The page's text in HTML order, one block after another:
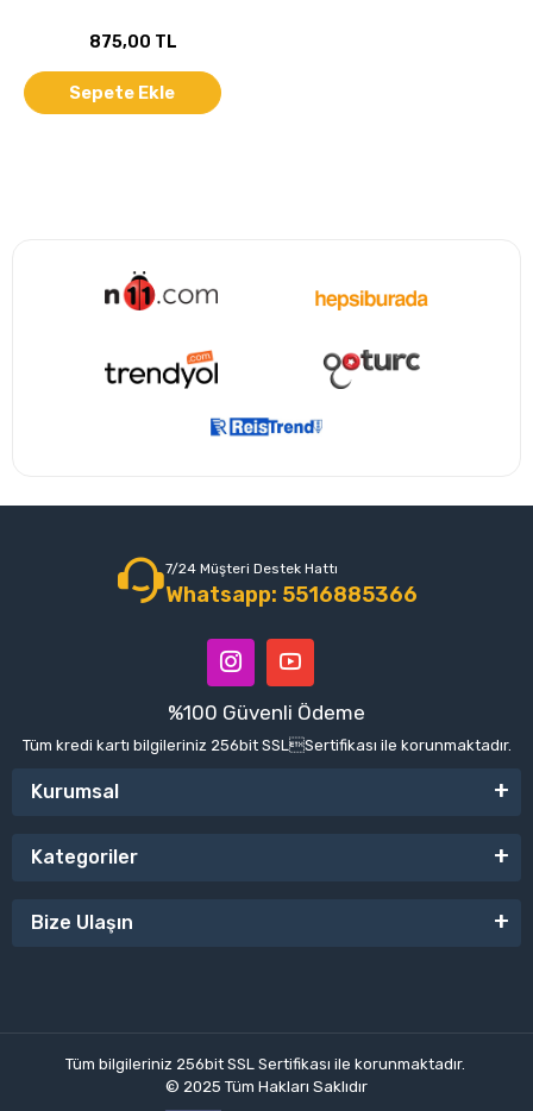
875,00 TL
Sepete Ekle
7/24 Müşteri Destek Hattı
Whatsapp: 5516885366
%100 Güvenli Ödeme
Tüm kredi kartı bilgileriniz 256bit SSLSertifikası ile korunmaktadır.
Kurumsal
Kategoriler
Bize Ulaşın
Tüm bilgileriniz 256bit SSL Sertifikası ile korunmaktadır.
© 2025 Tüm Hakları Saklıdır